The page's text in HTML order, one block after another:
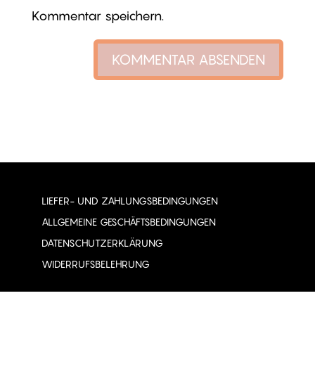
Kommentar speichern.
LIEFER- UND ZAHLUNGSBEDINGUNGEN
ALLGEMEINE GESCHÄFTSBEDINGUNGEN
DATENSCHUTZERKLÄRUNG
WIDERRUFSBELEHRUNG